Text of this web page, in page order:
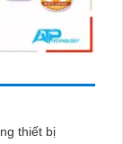
thiết bị